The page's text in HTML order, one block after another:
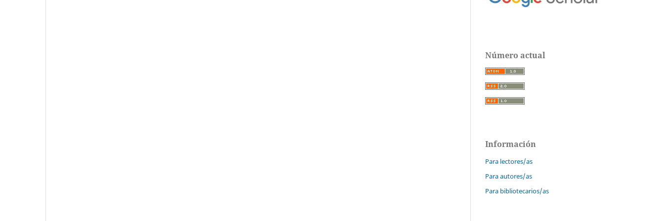
Número actual
Información
Para lectores/as
Para autores/as
Para bibliotecarios/as